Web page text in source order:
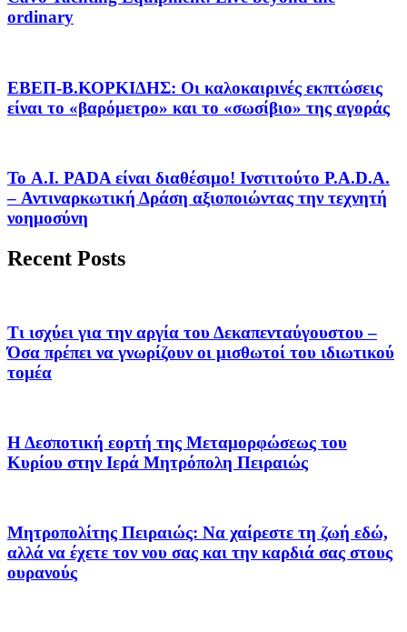
ordinary
EΒΕΠ-Β.ΚΟΡΚΙΔΗΣ: Οι καλοκαιρινές εκπτώσεις
είναι το «βαρόμετρο» και το «σωσίβιο» της αγοράς
Το A.I. PADA είναι διαθέσιμο! Ινστιτούτο P.A.D.A.
– Αντιναρκωτική Δράση αξιοποιώντας την τεχνητή
νοημοσύνη
Recent Posts
Τι ισχύει για την αργία του Δεκαπενταύγουστου –
Όσα πρέπει να γνωρίζουν οι μισθωτοί του ιδιωτικού
τομέα
Η Δεσποτική εορτή της Μεταμορφώσεως του
Κυρίου στην Ιερά Μητρόπολη Πειραιώς
Μητροπολίτης Πειραιώς: Να χαίρεστε τη ζωή εδώ,
αλλά να έχετε τον νου σας και την καρδιά σας στους
ουρανούς